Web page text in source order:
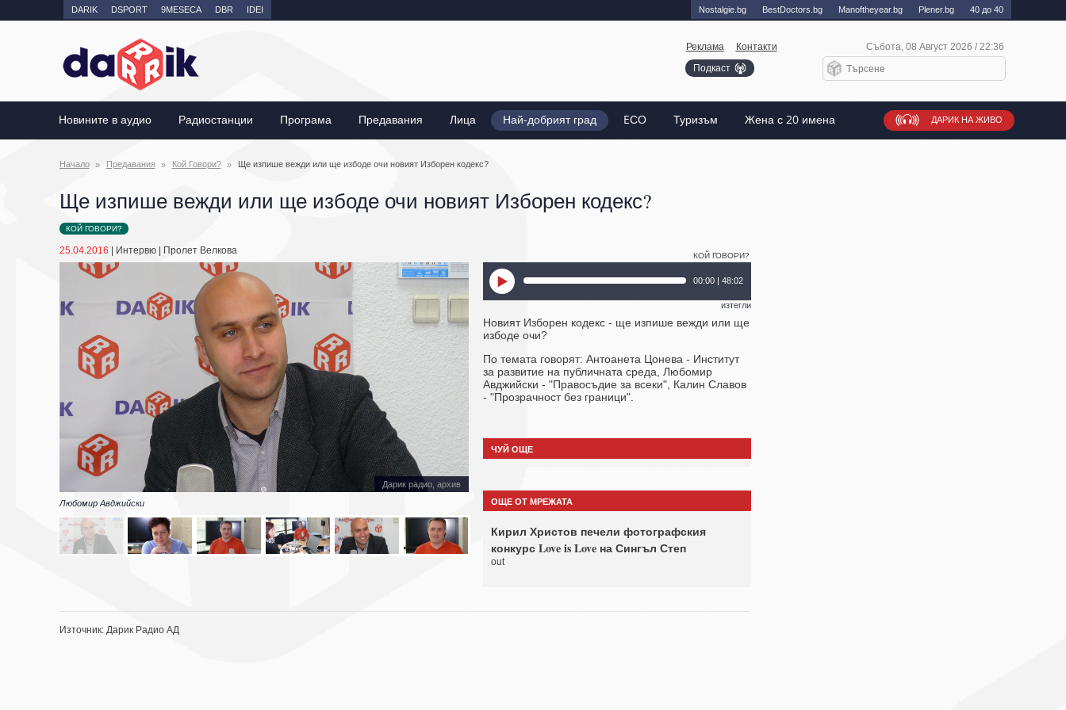
DARIK DSPORT 9MESECA DBR IDEI Nostalgie.bg BestDoctors.bg Manоftheyear.bg Plener.bg 40 до 40
Реклама
Контакти
Подкаст
ДАРИК НА ЖИВО
Събота, 08 Август 2026 / 22:36
Новините в аудио Радиостанции Програма Предавания Лица Най-добрият град EСО Туризъм Жена с 20 имена
Ще изпише вежди или ще избоде очи новият Изборен кодекс?
Начало Предавания Кой Говори? Ще изпише вежди или ще избоде очи новият Изборен кодекс?
КОЙ ГОВОРИ?
25.04.2016 Интервю| Пролет Велкова
Дарик радио, архив
Любомир Авджийски
КОЙ ГОВОРИ?
00:00 | 48:02
изтегли
Новият Изборен кодекс - ще изпише вежди или ще
избоде очи?
По темата говорят: Антоанета Цонева - Институт
за развитие на публичната среда, Любомир
Авджийски - "Правосъдие за всеки", Калин Славов
- "Прозрачност без граници".
ЧУЙ ОЩЕ
ОЩЕ ОТ МРЕЖАТА
Кирил Христов печели фотографския
конкурс Love is Love на Сингъл Степ
out
Източник: Дарик Радио АД